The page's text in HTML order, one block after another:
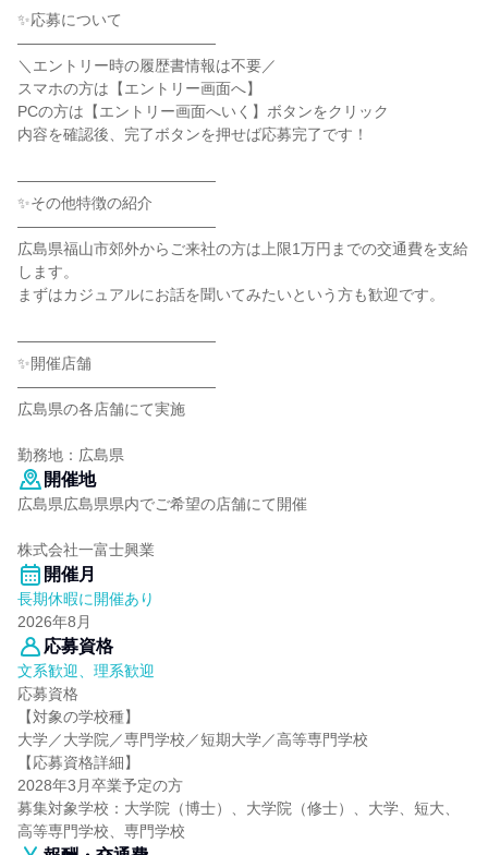
✨応募について
―――――――――――――
＼エントリー時の履歴書情報は不要／
スマホの方は【エントリー画面へ】
PCの方は【エントリー画面へいく】ボタンをクリック
内容を確認後、完了ボタンを押せば応募完了です！
―――――――――――――
✨その他特徴の紹介
―――――――――――――
広島県福山市郊外からご来社の方は上限1万円までの交通費を支給
します。
まずはカジュアルにお話を聞いてみたいという方も歓迎です。
―――――――――――――
✨開催店舗
―――――――――――――
広島県の各店舗にて実施
勤務地：広島県
開催地
広島県広島県県内でご希望の店舗にて開催
株式会社一富士興業
開催月
長期休暇に開催あり
2026年8月
応募資格
文系歓迎、理系歓迎
応募資格
【対象の学校種】
大学／大学院／専門学校／短期大学／高等専門学校
【応募資格詳細】
2028年3月卒業予定の方
募集対象学校：大学院（博士）、大学院（修士）、大学、短大、
高等専門学校、専門学校